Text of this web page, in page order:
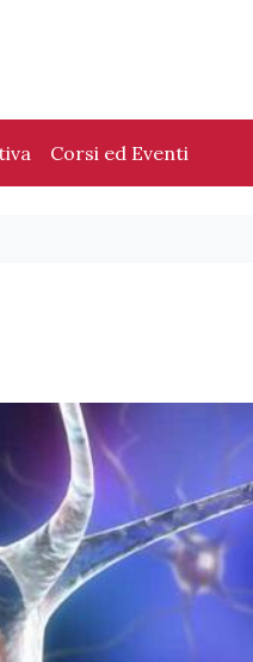
Corsi ed Eventi